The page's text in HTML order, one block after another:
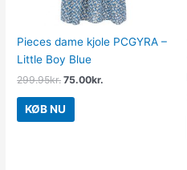
Pieces dame kjole PCGYRA –
Little Boy Blue
299.95kr. 75.00kr.
KØB NU